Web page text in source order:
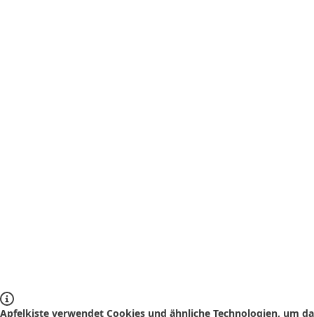
Apfelkiste verwendet Cookies und ähnliche Technologien, um